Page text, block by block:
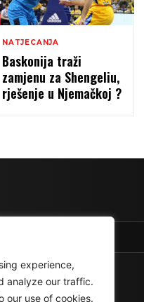
experience,
analyze our traffic.
our use of cookies.
NATJECANJA
Baskonija traži
zamjenu za Shengeliu,
rješenje u Njemačkoj ?